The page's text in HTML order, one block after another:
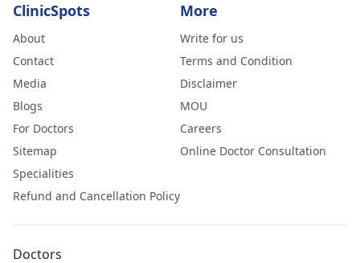
ClinicSpots
About
Contact
Media
Blogs
For Doctors
Sitemap
Specialities
Refund and Cancellation Policy
More
Write for us
Terms and Condition
Disclaimer
MOU
Careers
Online Doctor Consultation
Doctors